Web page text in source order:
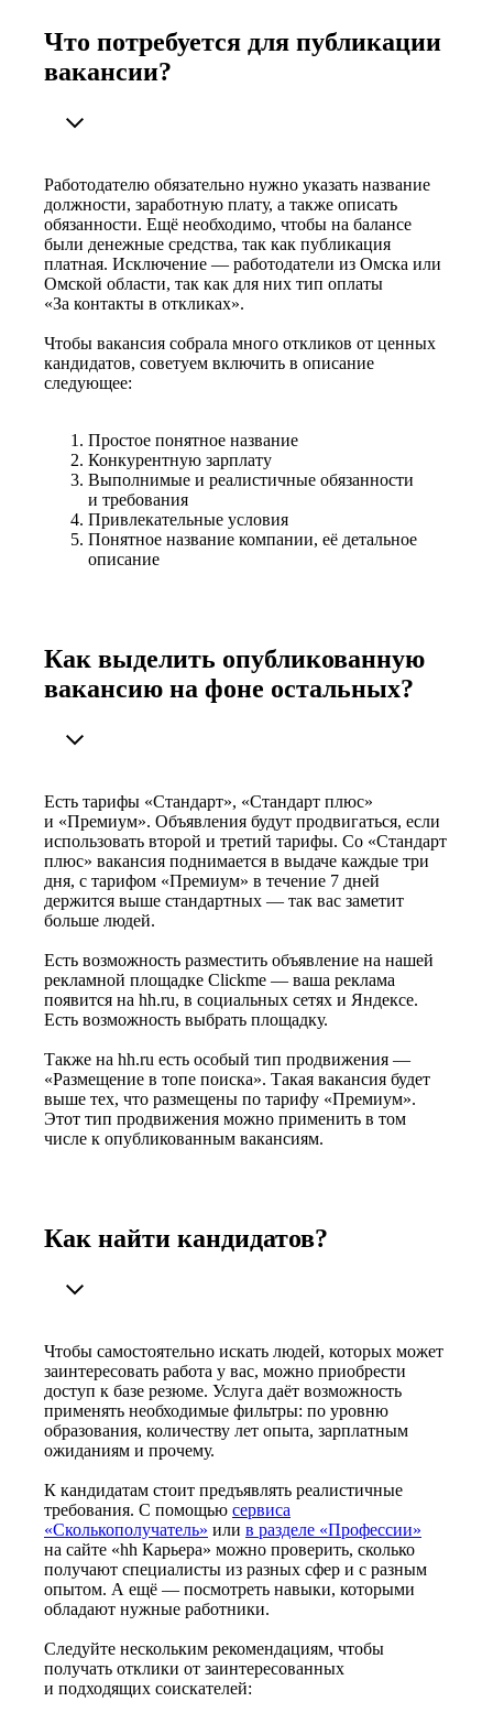
Что потребуется для публикации
вакансии?
Работодателю обязательно нужно указать название
должности, заработную плату, а также описать
обязанности. Ещё необходимо, чтобы на балансе
были денежные средства, так как публикация
платная. Исключение — работодатели из Омска или
Омской области, так как для них тип оплаты
«За контакты в откликах».
Чтобы вакансия собрала много откликов от ценных
кандидатов, советуем включить в описание
следующее:
Простое понятное название
Конкурентную зарплату
Выполнимые и реалистичные обязанности
и требования
Привлекательные условия
Понятное название компании, её детальное
описание
Как выделить опубликованную
вакансию на фоне остальных?
Есть тарифы «Стандарт», «Стандарт плюс»
и «Премиум». Объявления будут продвигаться, если
использовать второй и третий тарифы. Со «Стандарт
плюс» вакансия поднимается в выдаче каждые три
дня, с тарифом «Премиум» в течение 7 дней
держится выше стандартных — так вас заметит
больше людей.
Есть возможность разместить объявление на нашей
рекламной площадке Clickme — ваша реклама
появится на hh.ru, в социальных сетях и Яндексе.
Есть возможность выбрать площадку.
Также на hh.ru есть особый тип продвижения —
«Размещение в топе поиска». Такая вакансия будет
выше тех, что размещены по тарифу «Премиум».
Этот тип продвижения можно применить в том
числе к опубликованным вакансиям.
Как найти кандидатов?
Чтобы самостоятельно искать людей, которых может
заинтересовать работа у вас, можно приобрести
доступ к базе резюме. Услуга даёт возможность
применять необходимые фильтры: по уровню
образования, количеству лет опыта, зарплатным
ожиданиям и прочему.
К кандидатам стоит предъявлять реалистичные
требования. С помощью сервиса
«Сколькополучатель» или в разделе «Профессии»
на сайте «hh Карьера» можно проверить, сколько
получают специалисты из разных сфер и с разным
опытом. А ещё — посмотреть навыки, которыми
обладают нужные работники.
Следуйте нескольким рекомендациям, чтобы
получать отклики от заинтересованных
и подходящих соискателей: